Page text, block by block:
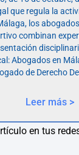
que regula la
los
combinan
Abogados en
de Derecho
Leer más >
en tus